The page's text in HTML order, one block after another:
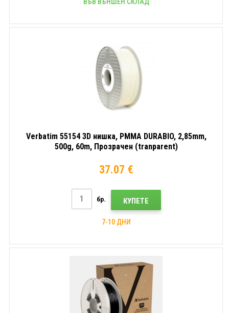
Verbatim 55154 3D нишка, PMMA DURABIO, 2,85mm,
500g, 60m, Прозрачен (tranparent)
37.07 €
бр. КУПЕТЕ
7-10 ДНИ